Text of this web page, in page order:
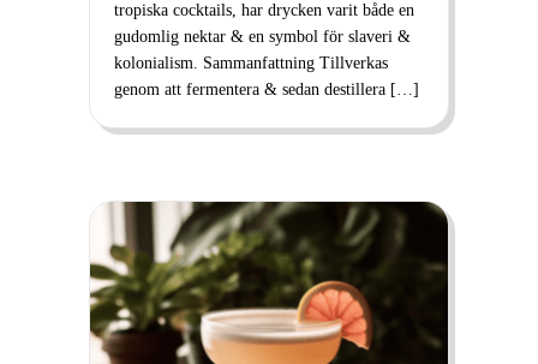
tropiska cocktails, har drycken varit både en
gudomlig nektar & en symbol för slaveri &
kolonialism. Sammanfattning Tillverkas
genom att fermentera & sedan destillera […]